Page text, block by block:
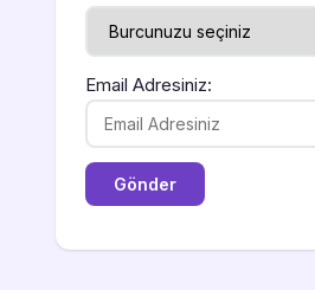
Email Adresiniz: